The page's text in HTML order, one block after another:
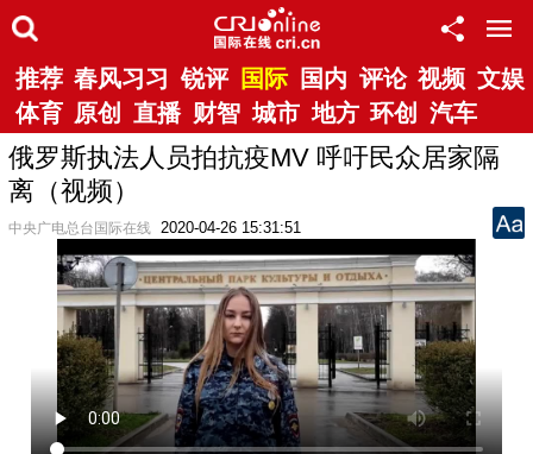
推荐 春风习习 锐评 国际 国内 评论 视频 文娱
体育 原创 直播 财智 城市 地方 环创 汽车
俄罗斯执法人员拍抗疫MV 呼吁民众居家隔
离（视频）
中央广电总台国际在线 2020-04-26 15:31:51